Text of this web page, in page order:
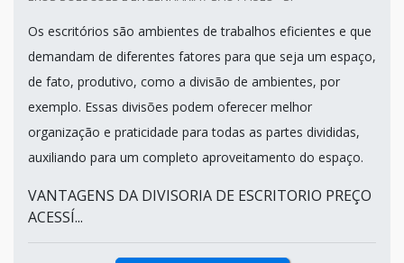
Os escritórios são ambientes de trabalhos eficientes e que
demandam de diferentes fatores para que seja um espaço,
de fato, produtivo, como a divisão de ambientes, por
exemplo. Essas divisões podem oferecer melhor
organização e praticidade para todas as partes divididas,
auxiliando para um completo aproveitamento do espaço.
VANTAGENS DA DIVISORIA DE ESCRITORIO PREÇO
ACESSÍ...